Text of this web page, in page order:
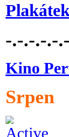
-.-.-.-.-
Kino
Srpen